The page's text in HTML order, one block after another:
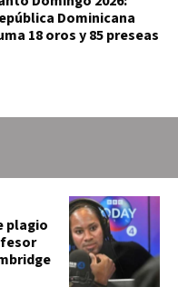
Dominicana
18 oros y 85 preseas
plagio